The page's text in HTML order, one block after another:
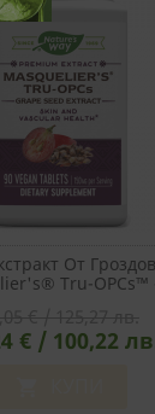
От
Tru-OPCs™
€ / 100,22